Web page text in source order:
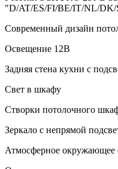
"D/AT/ES/FI/BE/IT/NL/DK/
Современный дизайн
Освещение 12В
Задняя стена кухни с
Свет в шкафу
Створки потолочного
Зеркало с непрямой
Атмосферное окружающее